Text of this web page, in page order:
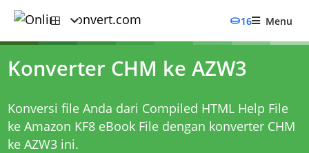
16 Menu
Konverter CHM ke AZW3
Konversi file Anda dari Compiled HTML Help File
ke Amazon KF8 eBook File dengan konverter CHM
ke AZW3ini.